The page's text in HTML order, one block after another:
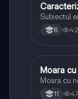
Limba și
Subiectul
8
Limba și
Moara
Moara cu
11